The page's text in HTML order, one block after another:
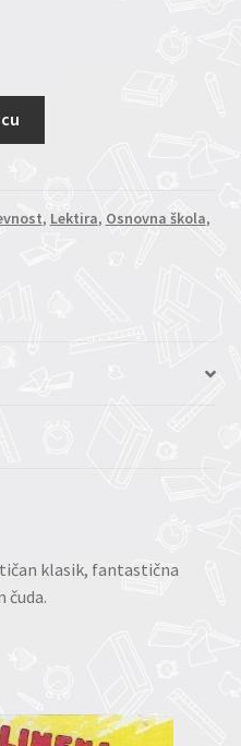
, Lektira, Osnovna škola,
klasik, fantastična
čuda.